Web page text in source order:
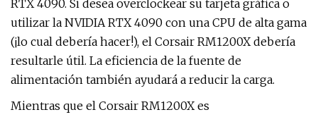
RTX 4090. Si desea overclockear su tarjeta gráfica o
utilizar la NVIDIA RTX 4090 con una CPU de alta gama
(¡lo cual debería hacer!), el Corsair RM1200X debería
resultarle útil. La eficiencia de la fuente de
alimentación también ayudará a reducir la carga.
Mientras que el Corsair RM1200X es